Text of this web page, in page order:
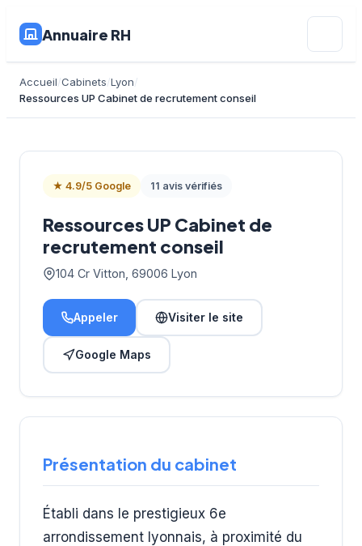
Annuaire RH
Accueil Cabinets Lyon
Ressources UP Cabinet de recrutement conseil
★ 4.9/5 Google 11 avis vérifiés
Ressources UP Cabinet de
recrutement conseil
104 Cr Vitton, 69006 Lyon
Appeler Visiter le site
Google Maps
Présentation du cabinet
Établi dans le prestigieux 6e
arrondissement lyonnais, à proximité du